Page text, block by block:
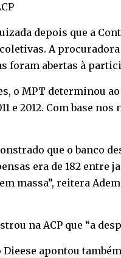
depois que a
A procuradora
foram abertas à
o MPT determinou
e 2012. Com base
que o banco
era de 182 entre
massa”, reitera
na ACP que “a
Dieese apontou